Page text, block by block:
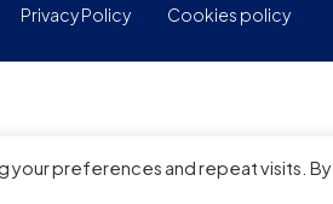
Privacy Policy Cookies policy
your preferences and repeat visits. By